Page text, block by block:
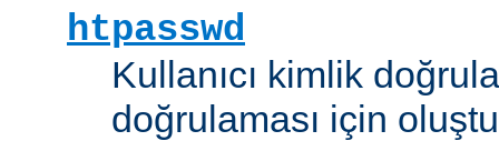
htpasswd
Kullanıcı kimlik
doğrulaması için